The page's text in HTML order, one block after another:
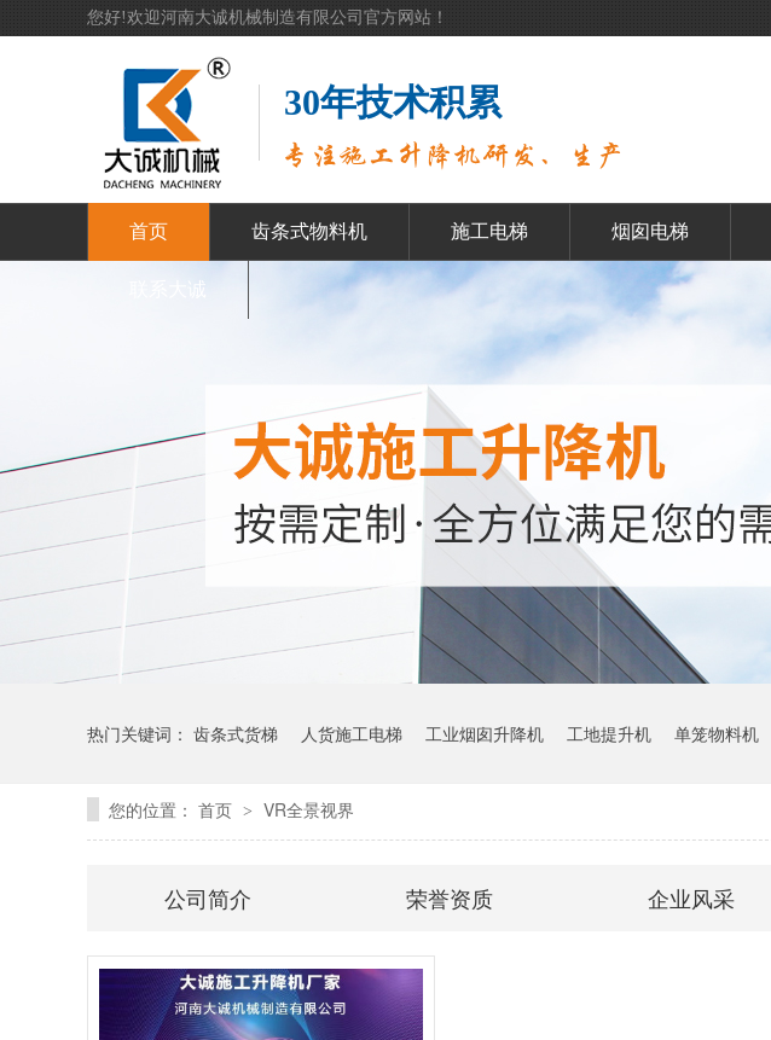
您好!欢迎河南大诚机械制造有限公司官方网站！
30年技术积累
首页 齿条式物料机 施工电梯 烟囱电梯
联系大诚
热门关键词： 齿条式货梯 人货施工电梯 工业烟囱升降机 工地提升机 单笼物料机
您的位置： 首页 > VR全景视界
公司简介 荣誉资质 企业风采